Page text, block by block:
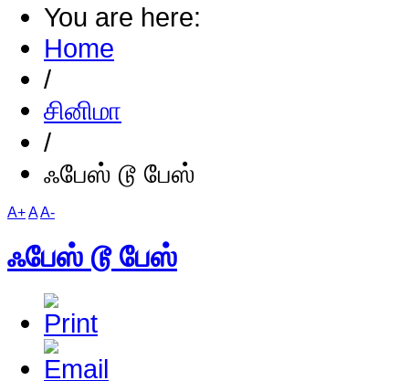
You are here:
Home
/
சினிமா
/
ஃபேஸ் டூ பேஸ்
A+AA-
ஃபேஸ் டூ பேஸ்